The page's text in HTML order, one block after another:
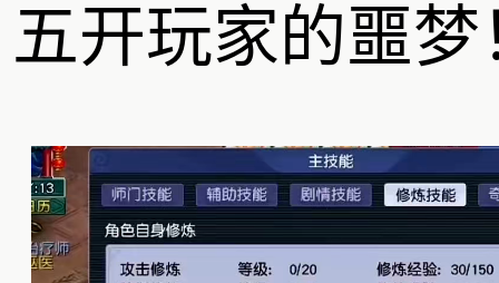
五开玩家的噩梦